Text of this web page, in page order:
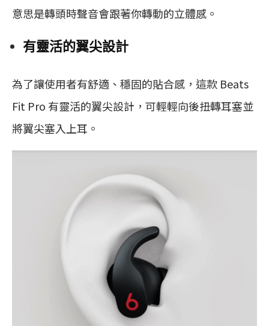
意思是轉頭時聲音會跟著你轉動的立體感。
有靈活的翼尖設計
為了讓使用者有舒適、穩固的貼合感，這款 Beats
Fit Pro 有靈活的翼尖設計，可輕輕向後扭轉耳塞並
將翼尖塞入上耳。